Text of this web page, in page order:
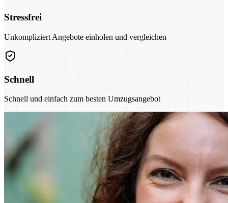
Stressfrei
Unkompliziert Angebote einholen und vergleichen
Schnell
Schnell und einfach zum besten Umzugsangebot